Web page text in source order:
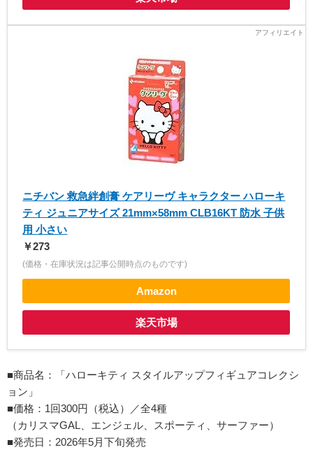
ニチバン 救急絆創膏 ケアリーヴ キャラクター ハローキ
ティ ジュニアサイズ 21mm×58mm CLB16KT 防水 子供
用 小さい
￥273
(価格・在庫状況は記事公開時点のものです)
Amazon
楽天市場
■商品名：「ハローキティ スタイルアップフィギュアコレクシ
ョン」
■価格：1回300円（税込）／全4種
（カリスマGAL、エンジェル、スポーティ、サーファー）
■発売日：2026年5月下旬発売